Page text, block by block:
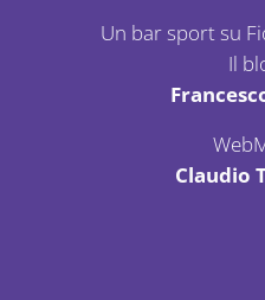
Un bar sport su
Il
Claudio